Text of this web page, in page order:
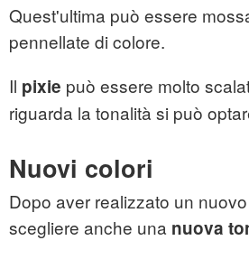
Quest'ultima può essere
pennellate di colore.
Il pixie può essere molto
riguarda la tonalità si può
Nuovi colori
Dopo aver realizzato un
scegliere anche una nuova